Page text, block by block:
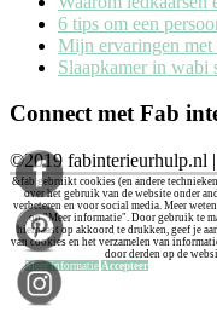
6 tips om een
Mijn ervaringen met
Slaapkamer in wabi
Connect met Fab
©2019 fabinterieurhulp.nl |
&fab gebruikt cookies (en andere
over het gebruik van de website onder
verbeteren en voor social media. Meer
op "Meer informatie". Door gebruik te
hiernaast op akkoord te drukken, geef je
van cookies en het verzamelen van
door derden op de
Meer informatie Accepteer